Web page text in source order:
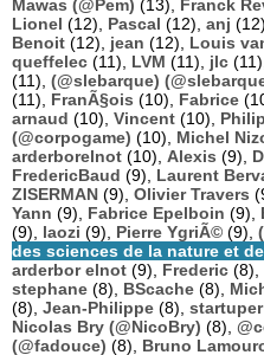
Mawas (@Pem) (13), Franck
Lionel (12), Pascal (12), anj
Benoit (12), jean (12), Louis
queffelec (11), LVM (11), jlc (11),
(11), (@slebarque)
(11), FranÃ§ois (10), Fabrice
arnaud (10), Vincent (10),
(@corpogame) (10), Michel
arderborelnot (10), Alexis (9),
FredericBaud (9), Laurent
ZISERMAN (9), Olivier Travers
Yann (9), Fabrice Epelboin (9),
(9), laozi (9), Pierre YgriÃ© (9),
des sciences de la nature et
arderbor elnot (9), Frederic (8),
stephane (8), BScache (8),
(8), Jean-Philippe (8), startuper
Nicolas Bry (@NicoBry) (8),
(@fadouce) (8), Bruno